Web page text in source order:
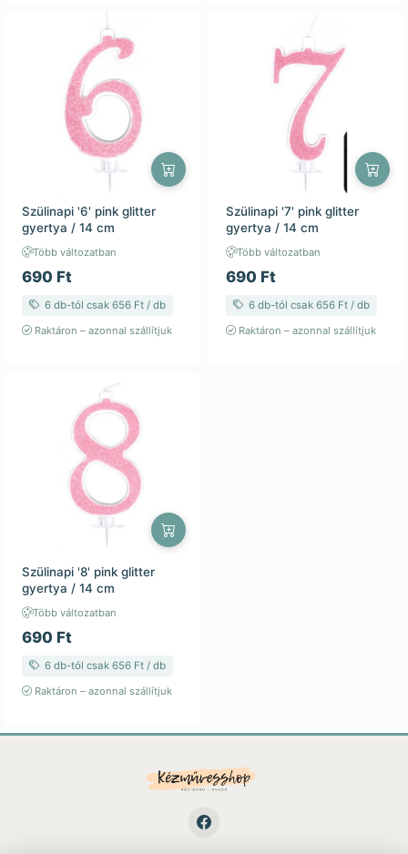
Szülinapi '6' pink glitter
gyertya / 14 cm
Több változatban
690 Ft
6 db-tól csak 656 Ft / db
Raktáron – azonnal szállítjuk
Szülinapi '7' pink glitter
gyertya / 14 cm
Több változatban
690 Ft
6 db-tól csak 656 Ft / db
Raktáron – azonnal szállítjuk
Szülinapi '8' pink glitter
gyertya / 14 cm
Több változatban
690 Ft
6 db-tól csak 656 Ft / db
Raktáron – azonnal szállítjuk